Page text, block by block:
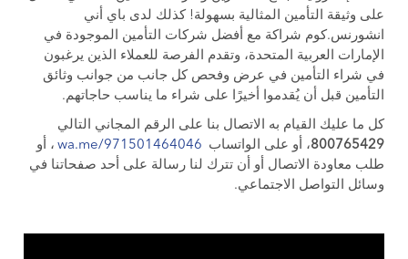
على وثيقة التأمين المثالية بسهولة! كذلك لدى باي أني
انشورنس.كوم شراكة مع أفضل شركات التأمين الموجودة في
الإمارات العربية المتحدة، وتقدم الفرصة للعملاء الذين يرغبون
في شراء التأمين في عرض وفحص كل جانب من جوانب وثائق
التأمين قبل أن يُقدموا أخيرًا على شراء ما يناسب حاجاتهم.
كل ما عليك القيام به الاتصال بنا على الرقم المجاني التالي
800765429، أو على الواتساب wa.me/971501464046 ، أو
طلب معاودة الاتصال أو أن تترك لنا رسالة على أحد صفحاتنا في
وسائل التواصل الاجتماعي.